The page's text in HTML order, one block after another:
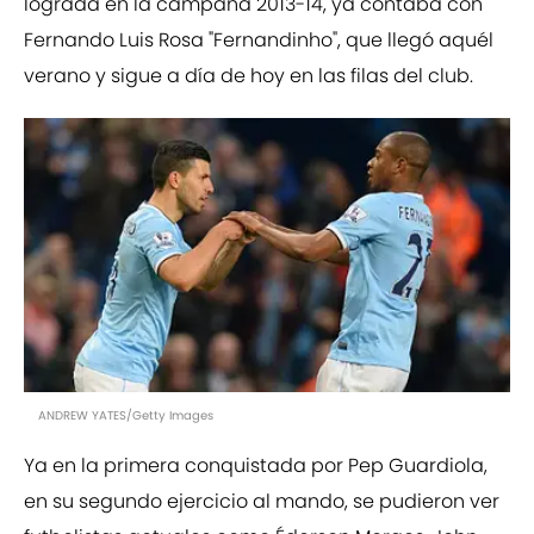
Fernando Luis Rosa "Fernandinho", que llegó aquél
verano y sigue a día de hoy en las filas del club.
ANDREW YATES/Getty Images
Ya en la primera conquistada por Pep Guardiola,
en su segundo ejercicio al mando, se pudieron ver